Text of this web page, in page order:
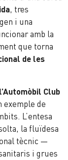
, tres
i una
amb la
que torna
de les
Club
exemple de
L’entesa
la fluïdesa
tècnic —
i grues